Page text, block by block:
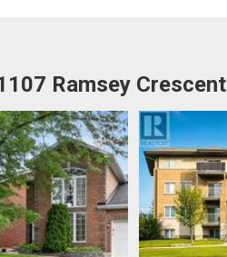
Ramsey Crescent